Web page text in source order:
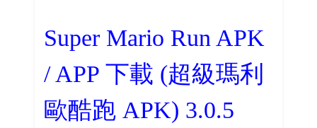
Super Mario Run APK
/ APP 下載 (超級瑪利
歐酷跑 APK) 3.0.5